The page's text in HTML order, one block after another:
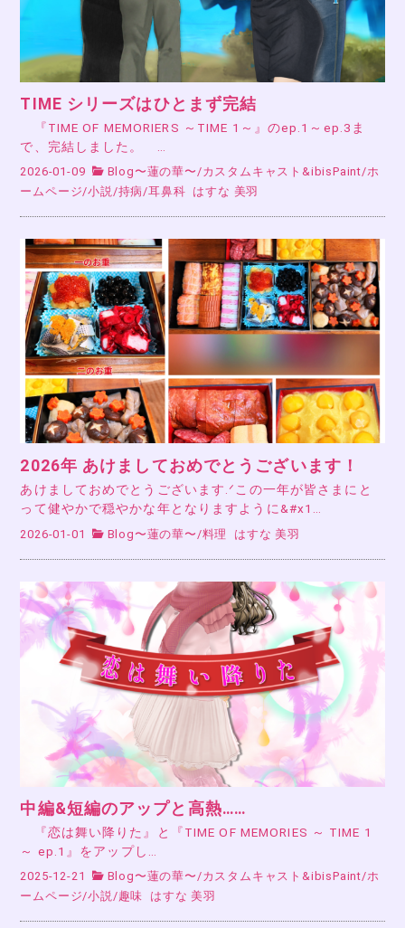
TIME シリーズはひとまず完結
『TIME OF MEMORIERS ～TIME 1～』のep.1～ep.3ま
で、完結しました。 …
2026-01-09 Blog〜蓮の華〜/カスタムキャスト&ibisPaint/ホ
ームページ/小説/持病/耳鼻科 はすな 美羽
2026年 あけましておめでとうございます！
あけましておめでとうございます.ᐟこの一年が皆さまにと
って健やかで穏やかな年となりますように&#x1…
2026-01-01 Blog〜蓮の華〜 /料理 はすな 美羽
中編&短編のアップと高熱……
『恋は舞い降りた』と『TIME OF MEMORIES ～ TIME 1
～ ep.1』をアップし…
2025-12-21 Blog〜蓮の華〜/カスタムキャスト&ibisPaint/ホ
ームページ/小説/趣味 はすな 美羽